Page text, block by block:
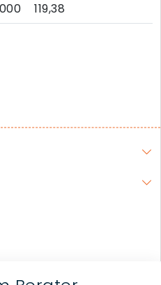
119,38